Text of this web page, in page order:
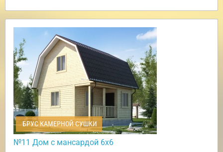
БРУС КАМЕРНОЙ СУШКИ
№11 Дом с мансардой 6х6